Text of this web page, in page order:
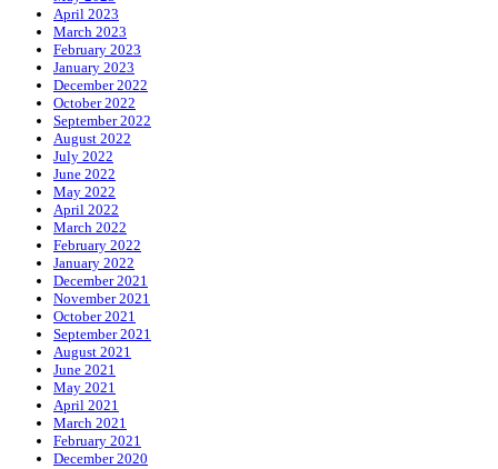
April 2023
March 2023
February 2023
January 2023
December 2022
October 2022
September 2022
August 2022
July 2022
June 2022
May 2022
April 2022
March 2022
February 2022
January 2022
December 2021
November 2021
October 2021
September 2021
August 2021
June 2021
May 2021
April 2021
March 2021
February 2021
December 2020